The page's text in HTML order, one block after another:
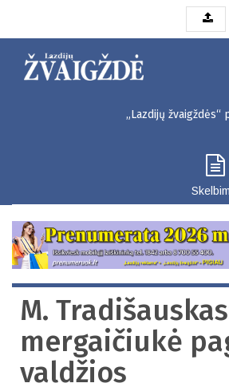
pagrindinį
„Lazdijų žvaigždės“
M.
mergaičiukė
valdžios